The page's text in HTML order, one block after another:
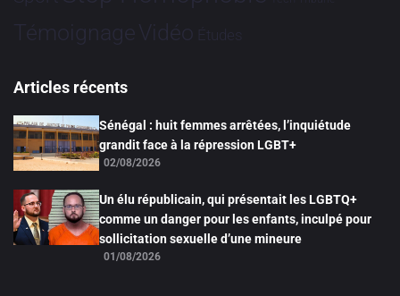
TémoignageVidéo Études
Articles récents
Sénégal : huit femmes arrêtées, l’inquiétude
grandit face à la répression LGBT+
02/08/2026
Un élu républicain, qui présentait les LGBTQ+
comme un danger pour les enfants, inculpé pour
sollicitation sexuelle d’une mineure
01/08/2026